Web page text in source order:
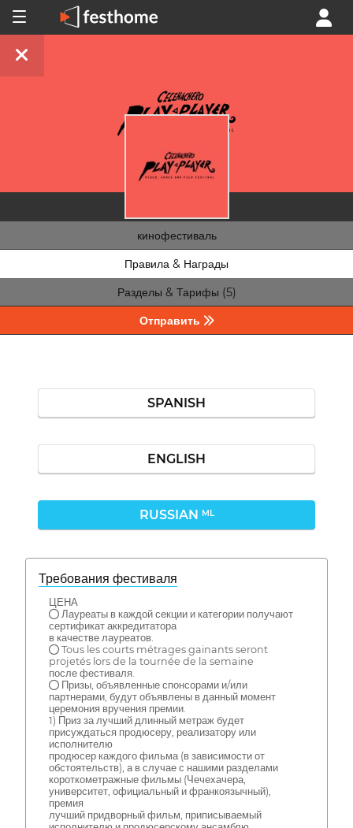
кинофестиваль
Правила & Награды
Разделы & Тарифы (5)
Отправить
SPANISH
ENGLISH
RUSSIAN ML
Требования фестиваля
ЦЕНА
● Лауреаты в каждой секции и категории получают
сертификат аккредитатора
в качестве лауреатов.
● Tous les courts métrages gainants seront
projetés lors de la tournée de la semaine
после фестиваля.
● Призы, объявленные спонсорами и/или
партнерами, будут объявлены в данный момент
церемония вручения премии.
1) Приз за лучший длинный метраж будет
присуждаться продюсеру, реализатору или
исполнителю
продюсер каждого фильма (в зависимости от
обстоятельств), а в случае с нашими разделами
короткометражные фильмы (Чечехачера,
университет, официальный и франкоязычный),
премия
лучший придворный фильм, приписываемый